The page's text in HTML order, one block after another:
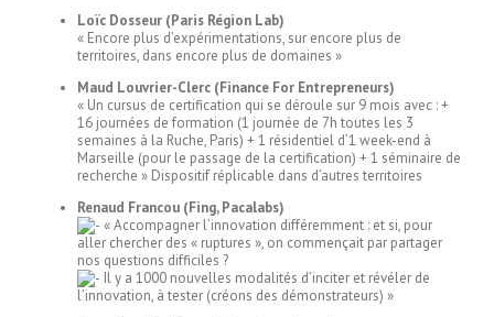
Loïc Dosseur (Paris Région Lab)
« Encore plus d’expérimentations, sur encore plus de
territoires, dans encore plus de domaines »
Maud Louvrier-Clerc (Finance For Entrepreneurs)
« Un cursus de certification qui se déroule sur 9 mois avec : +
16 journées de formation (1 journée de 7h toutes les 3
semaines à la Ruche, Paris) + 1 résidentiel d’1 week-end à
Marseille (pour le passage de la certification) + 1 séminaire de
recherche » Dispositif réplicable dans d’autres territoires
Renaud Francou (Fing, Pacalabs)
« Accompagner l’innovation différemment : et si, pour
aller chercher des « ruptures », on commençait par partager
nos questions difficiles ?
Il y a 1000 nouvelles modalités d’inciter et révéler de
l’innovation, à tester (créons des démonstrateurs) »